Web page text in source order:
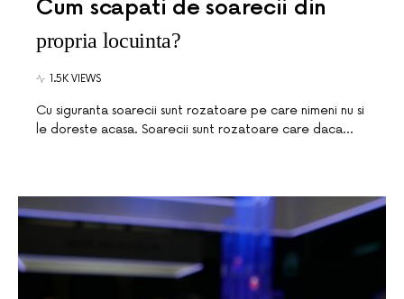
Cum scapati de soarecii din
propria locuinta?
1.5K VIEWS
Cu siguranta soarecii sunt rozatoare pe care nimeni nu si
le doreste acasa. Soarecii sunt rozatoare care daca…